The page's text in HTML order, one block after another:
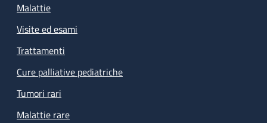
Malattie
Visite ed esami
Trattamenti
Cure palliative pediatriche
Tumori rari
Malattie rare